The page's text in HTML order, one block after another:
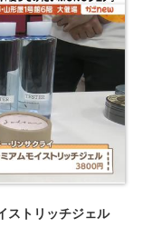
ストリッチジェル